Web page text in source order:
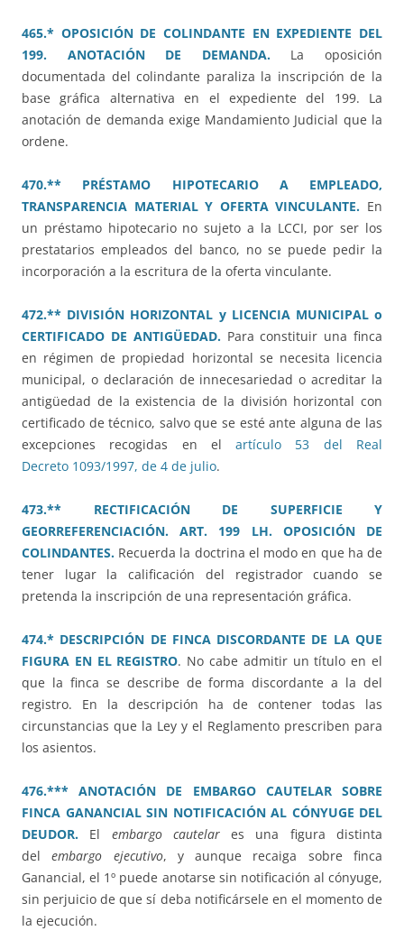
465.* OPOSICIÓN DE COLINDANTE EN EXPEDIENTE DEL
199. ANOTACIÓN DE DEMANDA.
La oposición
documentada del colindante paraliza la inscripción de la
base gráfica alternativa en el expediente del 199. La
anotación de demanda exige Mandamiento Judicial que la
ordene.
470.** PRÉSTAMO HIPOTECARIO A EMPLEADO,
TRANSPARENCIA MATERIAL Y OFERTA VINCULANTE. En
un préstamo hipotecario no sujeto a la LCCI, por ser los
prestatarios empleados del banco, no se puede pedir la
incorporación a la escritura de la oferta vinculante.
472.** DIVISIÓN HORIZONTAL y LICENCIA MUNICIPAL o
CERTIFICADO DE ANTIGÜEDAD.Para constituir una finca
en régimen de propiedad horizontal se necesita licencia
municipal, o declaración de innecesariedad o acreditar la
antigüedad de la existencia de la división horizontal con
certificado de técnico, salvo que se esté ante alguna de las
excepciones recogidas en elartículo 53 del Real
Decreto 1093/1997, de 4 de julio.
473.** RECTIFICACIÓN DE SUPERFICIE Y
GEORREFERENCIACIÓN. ART. 199 LH. OPOSICIÓN DE
COLINDANTES. Recuerda la doctrina el modo en que ha de
tener lugar la calificación del registrador cuando se
pretenda la inscripción de una representación gráfica.
474.* DESCRIPCIÓN DE FINCA DISCORDANTE DE LA QUE
FIGURA EN EL REGISTRO. No cabe admitir un título en el
que la finca se describe de forma discordante a la del
registro. En la descripción ha de contener todas las
circunstancias que la Ley y el Reglamento prescriben para
los asientos.
476.*** ANOTACIÓN DE EMBARGO CAUTELAR SOBRE
FINCA GANANCIAL SIN NOTIFICACIÓN AL CÓNYUGE DEL
DEUDOR. El embargo cautelares una figura distinta
del embargo ejecutivo, y aunque recaiga sobre finca
Ganancial, el 1º puede anotarse sin notificación al cónyuge,
sin perjuicio de que sí deba notificársele en el momento de
la ejecución.